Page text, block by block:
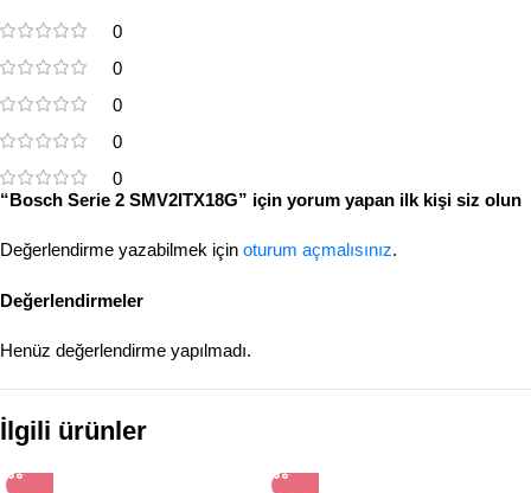
0
0
0
0
0
Değerlendirmeler
Henüz değerlendirme yapılmadı.
“Bosch Serie 2 SMV2ITX18G” için yorum yapan ilk kişi siz olun
Değerlendirme yazabilmek için oturum açmalısınız.
İlgili ürünler